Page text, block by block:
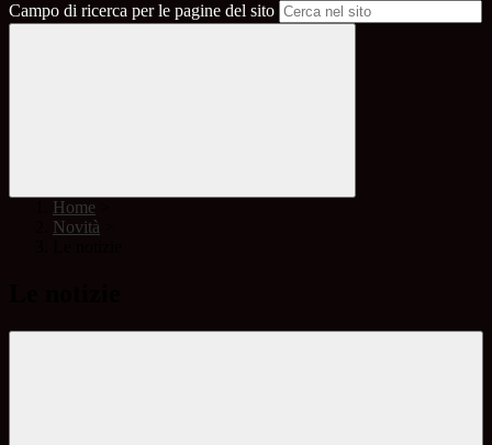
Campo di ricerca per le pagine del sito
Home
Novità